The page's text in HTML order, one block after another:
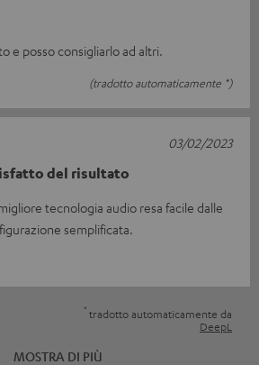
e posso consigliarlo ad altri.
(tradotto automaticamente *)
del risultato
tecnologia audio resa facile dalle
semplificata.
03/02/2023
* tradotto automaticamente da
DeepL
MOSTRA DI PIÙ